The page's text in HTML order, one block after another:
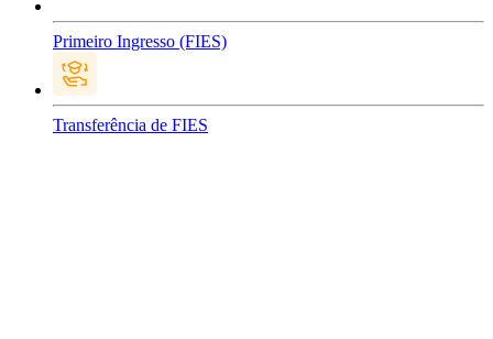
Primeiro Ingresso (FIES)
Transferência de FIES